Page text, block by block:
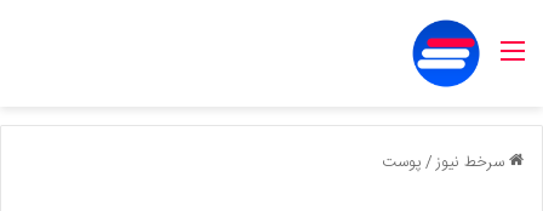
منو
سرخط نیوز/پوست